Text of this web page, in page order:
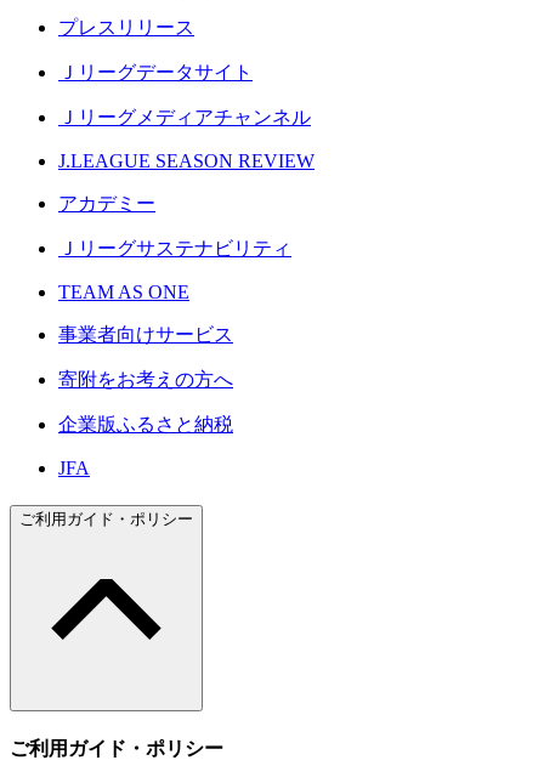
プレスリリース
Ｊリーグデータサイト
Ｊリーグメディアチャンネル
J.LEAGUE SEASON REVIEW
アカデミー
Ｊリーグサステナビリティ
TEAM AS ONE
事業者向けサービス
寄附をお考えの方へ
企業版ふるさと納税
JFA
ご利用ガイド・ポリシー
ご利用ガイド・ポリシー